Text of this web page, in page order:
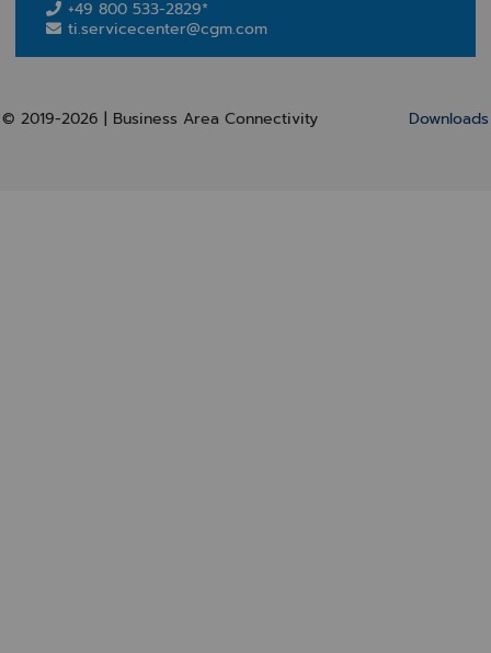
+49 800 533-2829*
ti.servicecenter@cgm.com
© 2019-2026 | Business Area Connectivity Downloads